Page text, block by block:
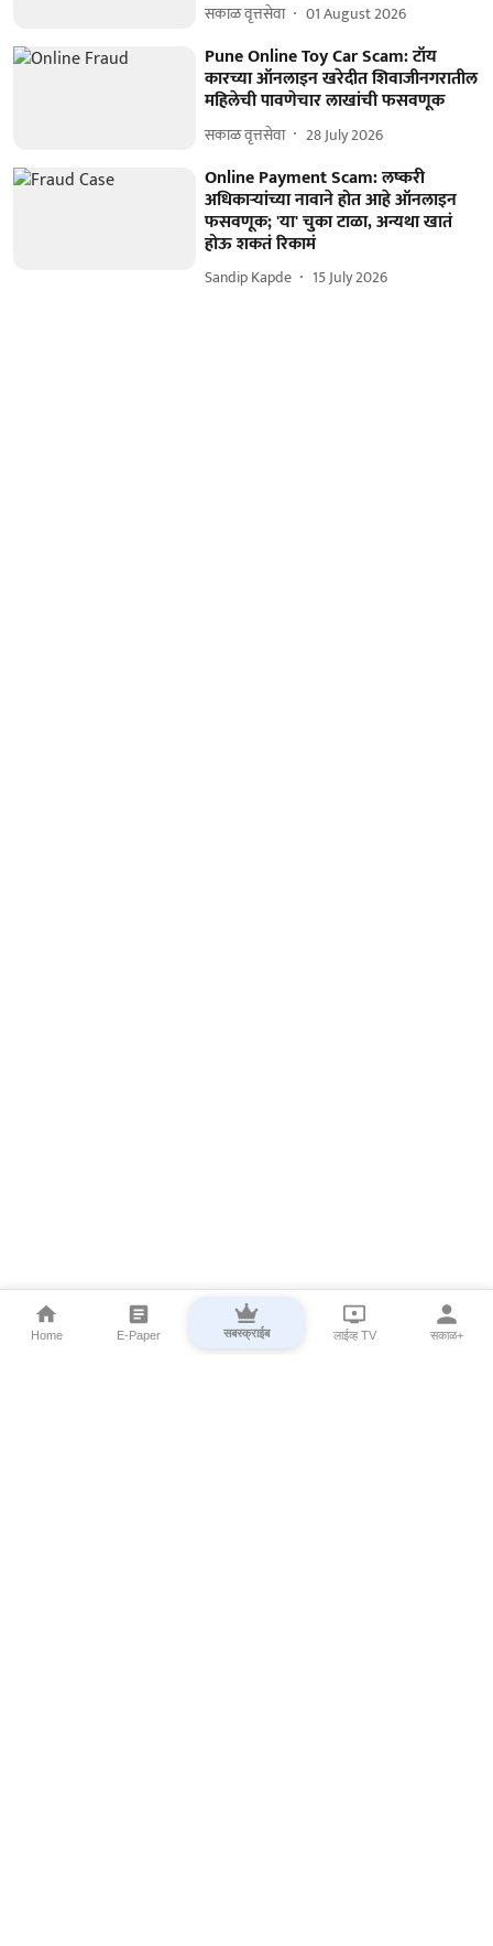
सकाळ वृत्तसेवा 01 August 2026
Pune Online Toy Car Scam: टॉय
कारच्या ऑनलाइन खरेदीत शिवाजीनगरातील
महिलेची पावणेचार लाखांची फसवणूक
सकाळ वृत्तसेवा 28 July 2026
Online Payment Scam: लष्करी
अधिकाऱ्यांच्या नावाने होत आहे ऑनलाइन
फसवणूक; 'या' चुका टाळा, अन्यथा खातं
होऊ शकतं रिकामं
Sandip Kapde 15 July 2026
Home E-Paper सबस्क्राईब लाईव्ह TV सकाळ+